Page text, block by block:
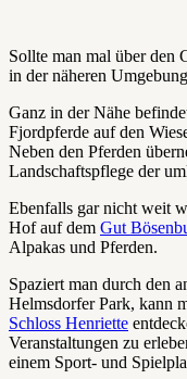
Sollte man mal über den
in der näheren
Ganz in der Nähe
Fjordpferde auf den
Neben den Pferden
Landschaftspflege der
Ebenfalls gar nicht weit
Hof auf dem Gut
Alpakas und Pferden.
Spaziert man durch den
Helmsdorfer Park, kann
Schloss Henriette
Veranstaltungen zu
einem Sport- und